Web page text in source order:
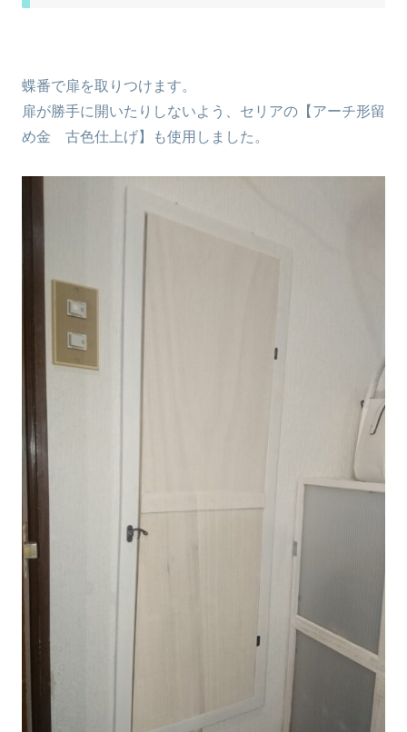
蝶番で扉を取りつけます。
扉が勝手に開いたりしないよう、セリアの【アーチ形留
め金 古色仕上げ】も使用しました。